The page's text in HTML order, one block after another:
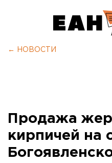
← НОВОСТИ
Продажа
кирпичей на